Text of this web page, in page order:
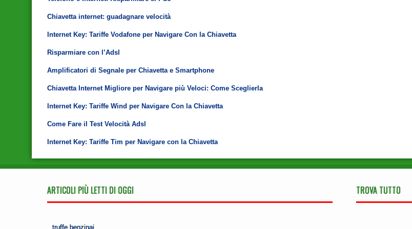
Chiavetta internet: guadagnare velocità
Internet Key: Tariffe Vodafone per Navigare Con la Chiavetta
Risparmiare con l’Adsl
Amplificatori di Segnale per Chiavetta e Smartphone
Chiavetta Internet Migliore per Navigare più Veloci: Come Sceglierla
Internet Key: Tariffe Wind per Navigare Con la Chiavetta
Come Fare il Test Velocità Adsl
Internet Key: Tariffe Tim per Navigare con la Chiavetta
ARTICOLI PIÙ LETTI DI OGGI
truffe benzinai
TROVA TUTTO